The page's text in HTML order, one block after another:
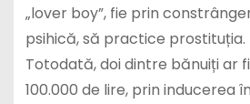
„lover boy”, fie prin
psihică, să practice prostituția.
Totodată, doi dintre bănuiți ar
100.000 de lire, prin inducerea